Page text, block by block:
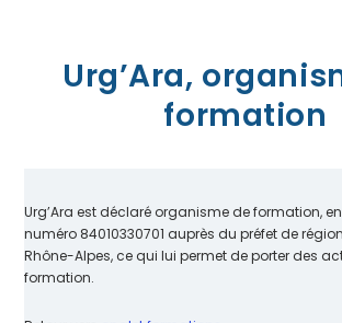
Urg’Ara,
formation
Urg’Ara est déclaré organisme de formation,
numéro 84010330701 auprès du préfet de
Rhône-Alpes, ce qui lui permet de porter des
formation.